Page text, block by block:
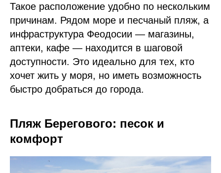
Такое расположение удобно по нескольким
причинам. Рядом море и песчаный пляж, а
инфраструктура Феодосии — магазины,
аптеки, кафе — находится в шаговой
доступности. Это идеально для тех, кто
хочет жить у моря, но иметь возможность
быстро добраться до города.
Пляж Берегового: песок и
комфорт